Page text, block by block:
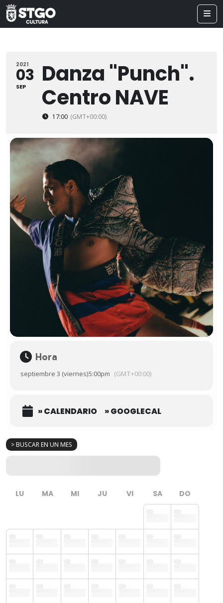
> BUSCAR EN UN MES
LU MA MI JU VI SA DO
2021
03
SEP
Danza "Punch".
Centro NAVE
17:00 (GMT+00:00)
Hora
septiembre 3 (viernes)5:00pm (GMT+00:00)
» CALENDARIO » GOOGLECAL